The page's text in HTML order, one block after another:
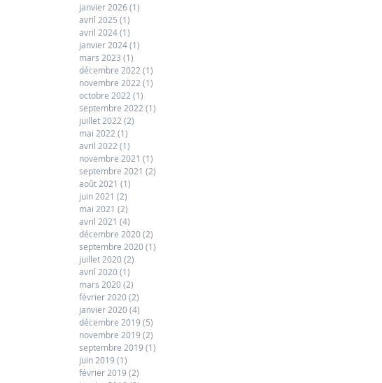
janvier 2026(1)
avril 2025 (1)
avril 2024(1)
janvier 2024(1)
mars 2023 (1)
décembre 2022 (1)
novembre 2022 (1)
octobre 2022 (1)
septembre 2022 (1)
juillet 2022 (2)
mai 2022 (1)
avril 2022 (1)
novembre 2021 (1)
septembre 2021 (2)
août 2021 (1)
juin 2021 (2)
mai 2021 (2)
avril 2021 (4)
décembre 2020(2)
septembre 2020(1)
juillet 2020(2)
avril 2020(1)
mars 2020(2)
février 2020(2)
janvier 2020(4)
décembre 2019 (5)
novembre 2019 (2)
septembre 2019 (1)
juin 2019 (1)
février 2019 (2)